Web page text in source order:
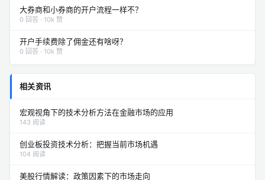
大券商和小券商的开户流程一样不？
0 回答 · 10k 赞
开户手续费除了佣金还有啥呀？
0 回答 · 10k 赞
相关资讯
宏观视角下的技术分析方法在金融市场的应用
143 阅读
创业板投资技术分析：把握当前市场机遇
104 阅读
美股行情解读：政策因素下的市场走向